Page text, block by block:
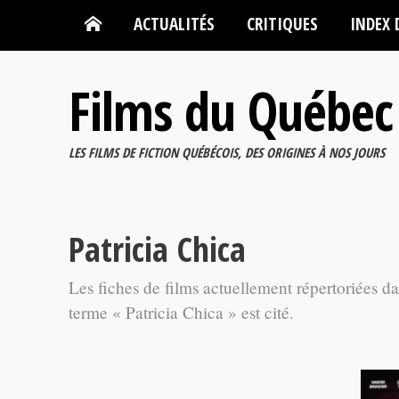
ACTUALITÉS CRITIQUES INDEX
Films du Québec
LES FILMS DE FICTION QUÉBÉCOIS, DES ORIGINES À NOS JOURS
Patricia Chica
Les fiches de films actuellement répertoriées
terme « Patricia Chica » est cité.